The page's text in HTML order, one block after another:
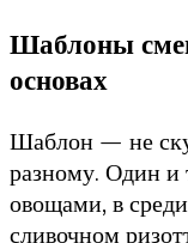
Шаблоны
основах
Шаблон — не
разному. Один и
овощами, в
сливочном